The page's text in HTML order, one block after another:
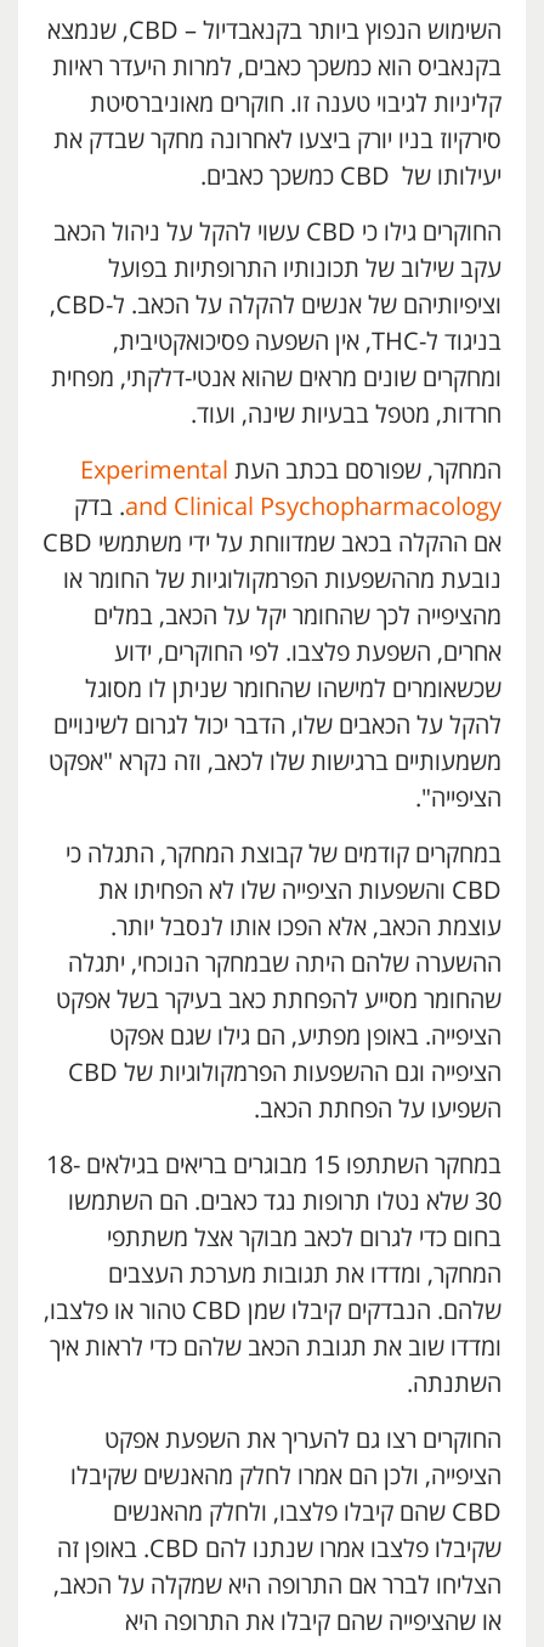
השימוש הנפוץ ביותר בקנאבדיול – CBD, שנמצא
בקנאביס הוא כמשכך כאבים, למרות היעדר ראיות
קליניות לגיבוי טענה זו. חוקרים מאוניברסיטת
סירקיוז בניו יורק ביצעו לאחרונה מחקר שבדק את
יעילותו של CBD כמשכך כאבים.
החוקרים גילו כי CBD עשוי להקל על ניהול הכאב
עקב שילוב של תכונותיו התרופתיות בפועל
וציפיותיהם של אנשים להקלה על הכאב. ל-CBD,
בניגוד ל-THC, אין השפעה פסיכואקטיבית,
ומחקרים שונים מראים שהוא אנטי-דלקתי, מפחית
חרדות, מטפל בבעיות שינה, ועוד.
המחקר, שפורסם בכתב העת Experimental
and Clinical Psychopharmacology. בדק
אם ההקלה בכאב שמדווחת על ידי משתמשי CBD
נובעת מההשפעות הפרמקולוגיות של החומר או
מהציפייה לכך שהחומר יקל על הכאב, במלים
אחרים, השפעת פלצבו. לפי החוקרים, ידוע
שכשאומרים למישהו שהחומר שניתן לו מסוגל
להקל על הכאבים שלו, הדבר יכול לגרום לשינויים
משמעותיים ברגישות שלו לכאב, וזה נקרא "אפקט
הציפייה".
במחקרים קודמים של קבוצת המחקר, התגלה כי
CBD והשפעות הציפייה שלו לא הפחיתו את
עוצמת הכאב, אלא הפכו אותו לנסבל יותר.
ההשערה שלהם היתה שבמחקר הנוכחי, יתגלה
שהחומר מסייע להפחתת כאב בעיקר בשל אפקט
הציפייה. באופן מפתיע, הם גילו שגם אפקט
הציפייה וגם ההשפעות הפרמקולוגיות של CBD
השפיעו על הפחתת הכאב.
במחקר השתתפו 15 מבוגרים בריאים בגילאים 18-
30 שלא נטלו תרופות נגד כאבים. הם השתמשו
בחום כדי לגרום לכאב מבוקר אצל משתתפי
המחקר, ומדדו את תגובות מערכת העצבים
שלהם. הנבדקים קיבלו שמן CBD טהור או פלצבו,
ומדדו שוב את תגובת הכאב שלהם כדי לראות איך
השתנתה.
החוקרים רצו גם להעריך את השפעת אפקט
הציפייה, ולכן הם אמרו לחלק מהאנשים שקיבלו
CBD שהם קיבלו פלצבו, ולחלק מהאנשים
שקיבלו פלצבו אמרו שנתנו להם CBD. באופן זה
הצליחו לברר אם התרופה היא שמקלה על הכאב,
או שהציפייה שהם קיבלו את התרופה היא